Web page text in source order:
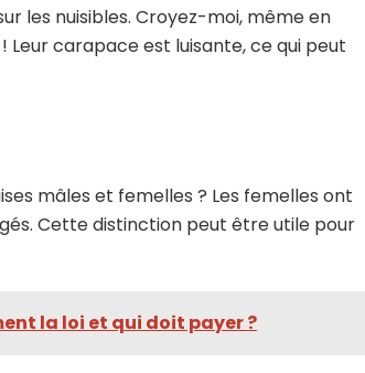
les nuisibles. Croyez-moi, même en
carapace est luisante, ce qui peut
mâles et femelles ? Les femelles ont
Cette distinction peut être utile pour
la loi et qui doit payer ?